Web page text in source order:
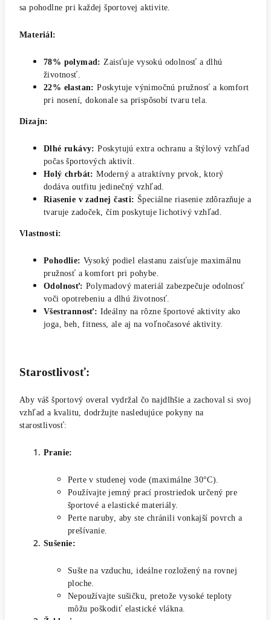
sa pohodlne pri každej športovej aktivite.
Materiál:
78% polymad: Zaisťuje vysokú odolnosť a dlhú
životnosť.
22% elastan: Poskytuje výnimočnú pružnosť a komfort
pri nosení, dokonale sa prispôsobí tvaru tela.
Dizajn:
Dlhé rukávy: Poskytujú extra ochranu a štýlový vzhľad
počas športových aktivít.
Holý chrbát: Moderný a atraktívny prvok, ktorý
dodáva outfitu jedinečný vzhľad.
Riasenie v zadnej časti: Špeciálne riasenie zdôrazňuje a
tvaruje zadoček, čím poskytuje lichotivý vzhľad.
Vlastnosti:
Pohodlie: Vysoký podiel elastanu zaisťuje maximálnu
pružnosť a komfort pri pohybe.
Odolnosť: Polymadový materiál zabezpečuje odolnosť
voči opotrebeniu a dlhú životnosť.
Všestrannosť: Ideálny na rôzne športové aktivity ako
joga, beh, fitness, ale aj na voľnočasové aktivity.
Starostlivosť:
Aby váš športový overal vydržal čo najdlhšie a zachoval si svoj
vzhľad a kvalitu, dodržujte nasledujúce pokyny na
starostlivosť:
Pranie:
Perte v studenej vode (maximálne 30°C).
Používajte jemný prací prostriedok určený pre
športové a elastické materiály.
Perte naruby, aby ste chránili vonkajší povrch a
prešívanie.
Sušenie:
Sušte na vzduchu, ideálne rozložený na rovnej
ploche.
Nepoužívajte sušičku, pretože vysoké teploty
môžu poškodiť elastické vlákna.